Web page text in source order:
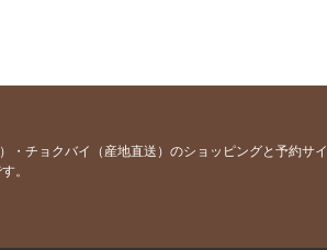
！
ガにて！
！
チョクバイ（産地直送）のショッピングと予約サイ
。